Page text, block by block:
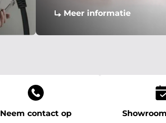
Meer informatie
Neem contact op